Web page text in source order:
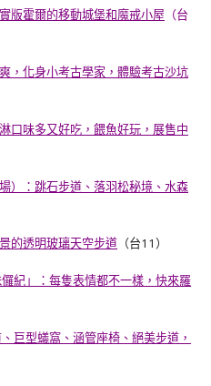
版霍爾的移動城堡和魔戒小屋 （台
，化身小考古學家，體驗考古沙坑
口味多又好吃，餵魚好玩，展售中
）：跳石步道、落羽松秘境、水森
的透明玻璃天空步道 （台11）
紀」：每隻表情都不一樣，快來羅
巨型蟻窩、涵管座椅、絕美步道，